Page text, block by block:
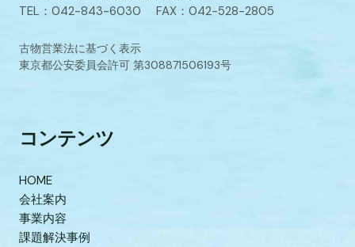
TEL：042-843-6030 FAX：042-528-2805
古物営業法に基づく表示
東京都公安委員会許可 第308871506193号
コンテンツ
HOME
会社案内
事業内容
課題解決事例